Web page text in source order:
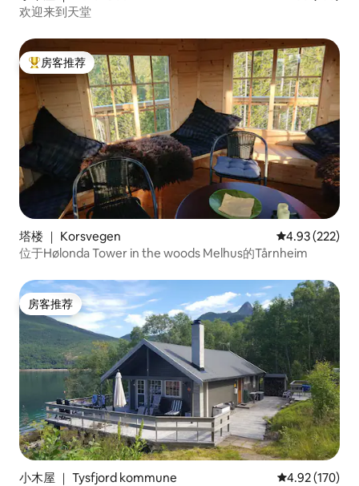
欢迎来到天堂
热门「房客推荐」
房客推荐
塔楼 ｜ Korsvegen 平均评分 4.93
4.93 (222)
位于Hølonda Tower in the woods Melhus的Tårnheim
房客推荐
房客推荐
小木屋 ｜ Tysfjord kommune 平均评分 4.92
4.92 (170)